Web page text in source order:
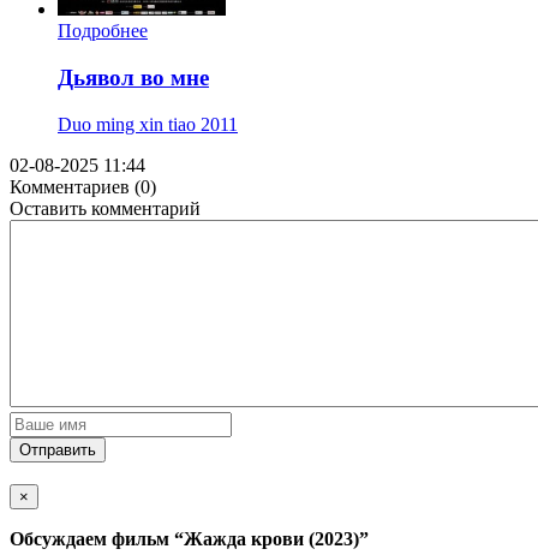
Подробнее
Дьявол во мне
Duo ming xin tiao 2011
02-08-2025 11:44
Комментариев (0)
Оставить комментарий
Отправить
×
Обсуждаем фильм “Жажда крови (2023)”